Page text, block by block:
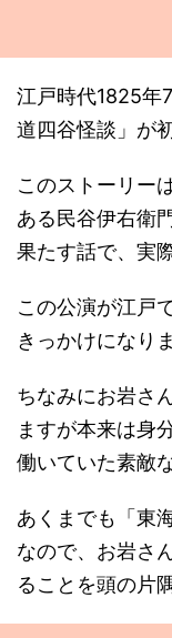
江戸時代1825年
道四谷怪談」が
このストーリー
ある民谷伊右衛
果たす話で、実
この公演が江戸
きっかけになり
ちなみにお岩さ
ますが本来は身
働いていた素敵
あくまでも「東
なので、お岩さ
ることを頭の片